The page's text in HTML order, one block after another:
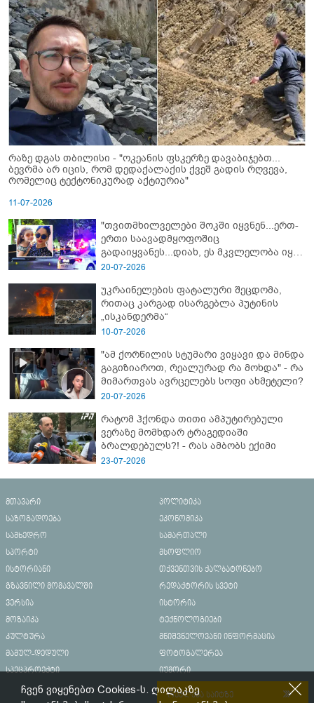
რაზე დგას თბილისი - "ოკეანის ფსკერზე დავაბიჯებთ...
ბევრმა არ იცის, რომ დედაქალაქის ქვეშ გადის რღვევა,
რომელიც ტექტონიკურად აქტიურია"
11-07-2026
"თვითმხილველები შოკში იყვნენ...ერთ-
ერთი საავადმყოფოშიც
გადაიყვანეს...დიახ, ეს მკვლელობა იყო"
- გორში დატრიალებული ტრაგედიის
20-07-2026
უკრაინელების ფატალური შეცდომა,
რითაც კარგად ისარგებლა პუტინის
„ისკანდერმა“
10-07-2026
"ამ ქორწილის სტუმარი ვიყავი და მინდა
გაგიზიაროთ, რეალურად რა მოხდა" - რა
მიმართვას ავრცელებს სოფი ახმეტელი?
20-07-2026
რატომ ჰქონდა თითი ამპუტირებული
ვერაზე მომხდარ ტრაგედიაში
ბრალდებულს?! - რას ამბობს ექიმი
23-07-2026
მთავარი
პოლიტიკა
საზოგადოება
ეკონომიკა
სამხედრო
სამართალი
სპორტი
მსოფლიო
ისტორიანი
თქვენთვის ქალბატონებო
გზავნილი მომავალში
რედაქტორის სვეტი
ვერსია
ისტორია
მოზაიკა
ტექნოლოგიები
კულტურა
მნიშვნელოვანი ინფორმაცია
მამულ-დედული
ფოტოგალერეა
სპეცპროექტი
იუმორი
რეკლამა საიტზე
ჩვენ ვიყენებთ Cookies-ს. ღილაკზე